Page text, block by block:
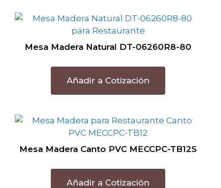
Mesa Madera Natural DT-06260R8-80
Añadir a Cotización
Mesa Madera Canto PVC MECCPC-TB12S
Añadir a Cotización